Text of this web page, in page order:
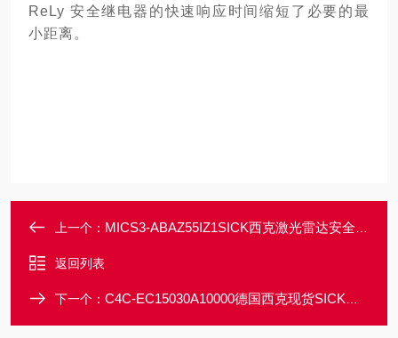
ReLy 安全继电器的快速响应时间缩短了必要的最
小距离。
上一个： MICS3-ABAZ55IZ1SICK西克激光雷达安全特定安全扫描仪
返回列表
下一个： C4C-EC15030A10000德国西克现货SICK光电传感器安全光幕高精度